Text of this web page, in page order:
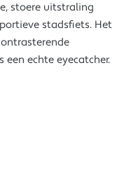
stoere uitstraling
stadsfiets. Het
echte eyecatcher.